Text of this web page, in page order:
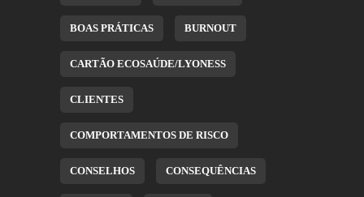
BOAS PRÁTICAS BURNOUT
CARTÃO ECOSAÚDE/LYONESS
CLIENTES
COMPORTAMENTOS DE RISCO
CONSELHOS CONSEQUÊNCIAS